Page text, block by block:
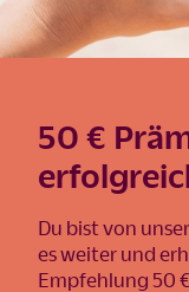
50 €
Du bist von
es weiter und
Empfehlung 50